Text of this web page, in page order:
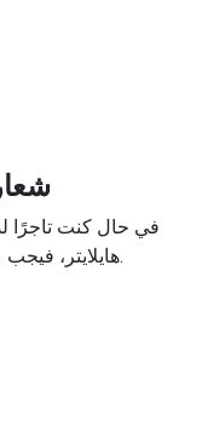
في حال كنت تاجرًا
هايلايتر، فيجب عليك استخدام شعار فرشاة مكياج.